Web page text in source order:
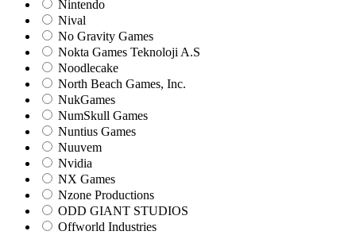
Nintendo
Nival
No Gravity Games
Nokta Games Teknoloji A.S
Noodlecake
North Beach Games, Inc.
NukGames
NumSkull Games
Nuntius Games
Nuuvem
Nvidia
NX Games
Nzone Productions
ODD GIANT STUDIOS
Offworld Industries